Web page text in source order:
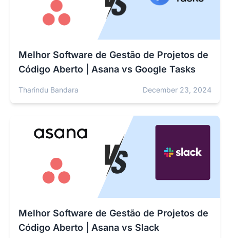
Melhor Software de Gestão de Projetos de
Código Aberto | Asana vs Google Tasks
Tharindu Bandara December 23, 2024
Melhor Software de Gestão de Projetos de
Código Aberto | Asana vs Slack